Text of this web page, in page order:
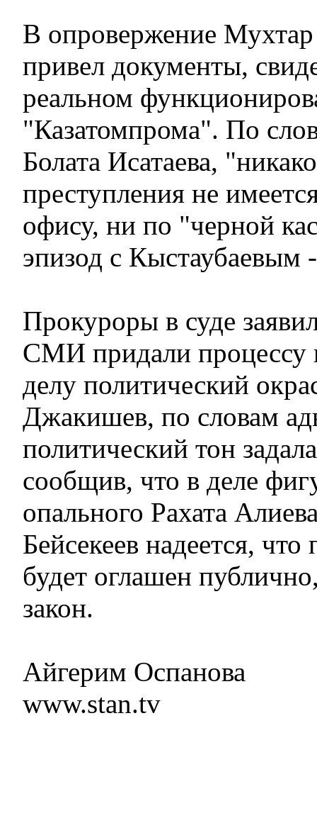
В опровержение
привел документы,
реальном
"Казатомпрома". По
Болата Исатаева,
преступления не
офису, ни по "черной
эпизод с Кыстаубаевым
Прокуроры в суде
СМИ придали процессу
делу политический
Джакишев, по словам
политический тон
сообщив, что в деле
опального Рахата
Бейсекеев надеется, что
будет оглашен
закон.
Айгерим Оспанова
www.stan.tv